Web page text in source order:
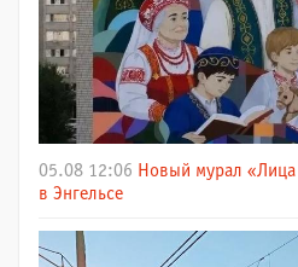
05.08 12:06 Новый мурал
в Энгельсе